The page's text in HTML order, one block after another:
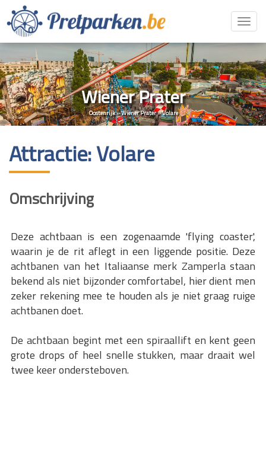
Wiener Prater
Oostenrijk»Wiener Prater»Volare
Attractie: Volare
Omschrijving
Deze achtbaan is een zogenaamde 'flying coaster',
waarin je de rit aflegt in een liggende positie. Deze
achtbanen van het Italiaanse merk Zamperla staan
bekend als niet bijzonder comfortabel, hier dient men
zeker rekening mee te houden als je niet graag ruige
achtbanen doet.
De achtbaan begint met een spiraallift en kent geen
grote drops of heel snelle stukken, maar draait wel
twee keer ondersteboven.